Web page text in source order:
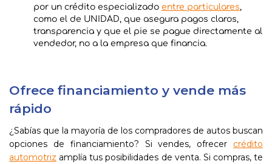
por un crédito especializado entre particulares,
como el de UNIDAD, que asegura pagos claros,
transparencia y que el pie se pague directamente al
vendedor, no a la empresa que financia.
Ofrece financiamiento y vende más
rápido
¿Sabías que la mayoría de los compradores de autos buscan
opciones de financiamiento? Si vendes, ofrecer crédito
automotriz amplía tus posibilidades de venta. Si compras, te